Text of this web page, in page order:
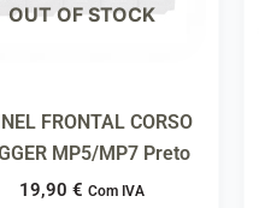
OUT OF STOCK
FRONTAL CORSO
MP5/MP7 Preto
19,90 € Com IVA